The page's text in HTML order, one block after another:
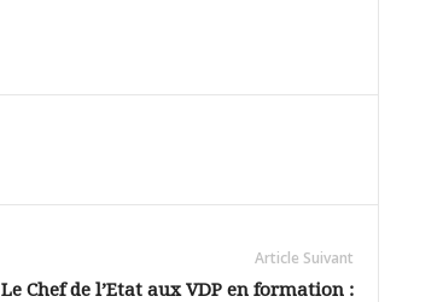
Article Suivant
Le Chef de l’Etat aux VDP en formation :